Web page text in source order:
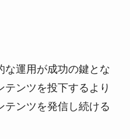
な運用が成功の鍵とな
テンツを投下するより
テンツを発信し続ける